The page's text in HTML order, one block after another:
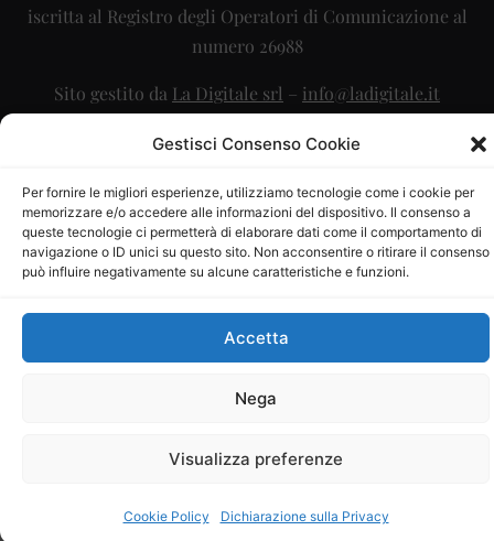
Gestisci Consenso Cookie
Per fornire le migliori esperienze, utilizziamo tecnologie come i cookie per
memorizzare e/o accedere alle informazioni del dispositivo. Il consenso a
queste tecnologie ci permetterà di elaborare dati come il comportamento di
navigazione o ID unici su questo sito. Non acconsentire o ritirare il consenso
può influire negativamente su alcune caratteristiche e funzioni.
Accetta
Nega
Visualizza preferenze
Cookie Policy Dichiarazione sulla Privacy
iscritta al Registro degli Operatori di Comunicazione al
numero 26988
Sito gestito da La Digitale srl – info@ladigitale.it